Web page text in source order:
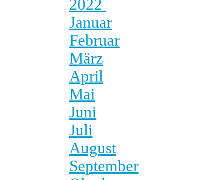
2022
Januar
Februar
März
April
Mai
Juni
Juli
August
September